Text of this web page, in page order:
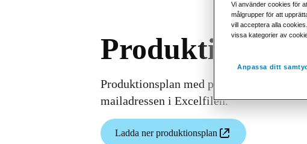
Produktionsplan med planeringsschema
mailadressen i Excelfilen.
Ladda ner produktionsplan
Vi använder cookies för
målgrupper för att
vill acceptera alla
vissa kategorier av
Anpassa ditt